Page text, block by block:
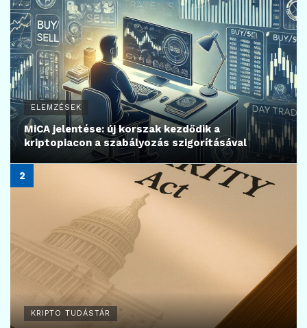
ELEMZÉSEK
MiCA jelentése: új korszak kezdődik a
kriptopiacon a szabályozás szigorításával
KRIPTO TUDÁSTÁR